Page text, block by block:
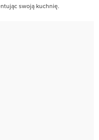
swoją kuchnię.